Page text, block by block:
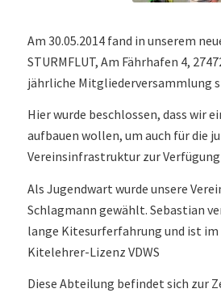
Am 30.05.2014 fand in unserem
STURMFLUT, Am Fährhafen 4,
jährliche Mitgliederversammlung
Hier wurde beschlossen, dass wir
aufbauen wollen, um auch für die
Vereinsinfrastruktur zur
Als Jugendwart wurde unsere
Schlagmann gewählt. Sebastian
lange Kitesurferfahrung und ist im
Kitelehrer-Lizenz VDWS
Diese Abteilung befindet sich zur